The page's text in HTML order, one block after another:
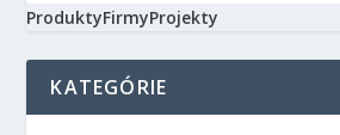
ProduktyFirmyProjekty
KATEGÓRIE